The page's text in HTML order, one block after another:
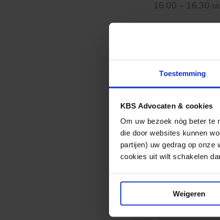
Toestemming
KBS Advocaten & cookies
Om uw bezoek nóg beter te
die door websites kunnen
partijen) uw gedrag op onze
cookies uit wilt schakelen
Weigeren
16.00 – 16.30
door Mascha
17.45 – 19.00
Om ruimte te
aantal plaatsen
NB: Op de
op 20 mei 2014